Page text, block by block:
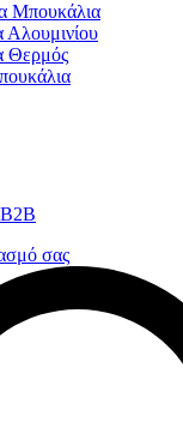
Μπουκάλια
Θερμός
σας